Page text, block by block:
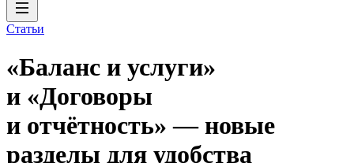
Статьи
«Баланс и услуги»
и «Договоры
и отчётность» — новые
разделы для удобства